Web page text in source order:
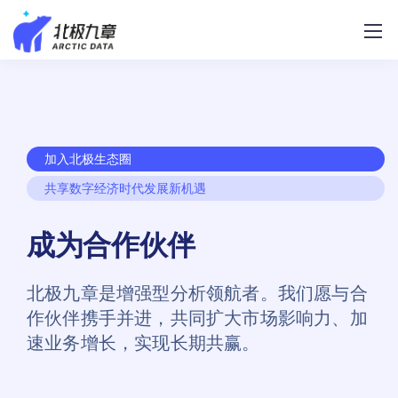
加入北极生态圈
共享数字经济时代发展新机遇
成为合作伙伴
北极九章是增强型分析领航者。我们愿与合
作伙伴携手并进，共同扩大市场影响力、加
速业务增长，实现长期共赢。